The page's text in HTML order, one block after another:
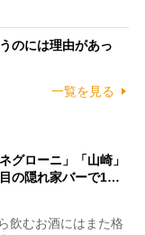
のには理由があっ
一覧を見る
グローニ」「山崎」
目の隠れ家バーで1…
飲むお酒にはまた格